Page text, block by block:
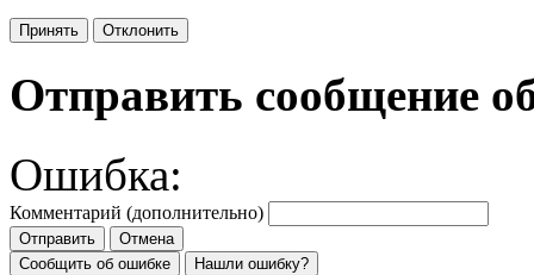
Принять Отклонить
Отправить сообщение
Ошибка:
Комментарий (дополнительно)
Отправить
Отмена
Сообщить об ошибке
Нашли ошибку?